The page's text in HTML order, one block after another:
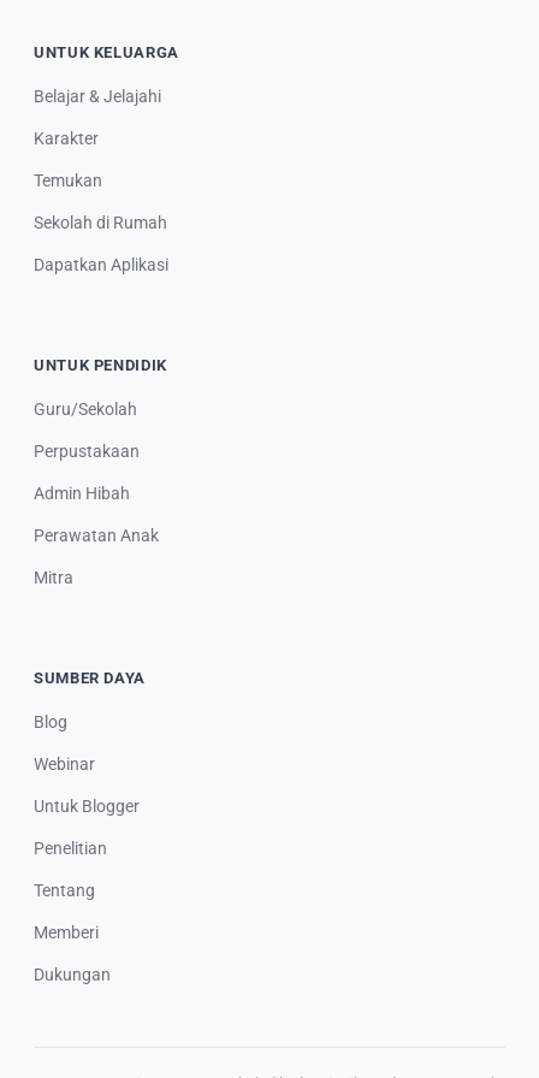
UNTUK KELUARGA
Belajar & Jelajahi
Karakter
Temukan
Sekolah di Rumah
Dapatkan Aplikasi
UNTUK PENDIDIK
Guru/Sekolah
Perpustakaan
Admin Hibah
Perawatan Anak
Mitra
SUMBER DAYA
Blog
Webinar
Untuk Blogger
Penelitian
Tentang
Memberi
Dukungan